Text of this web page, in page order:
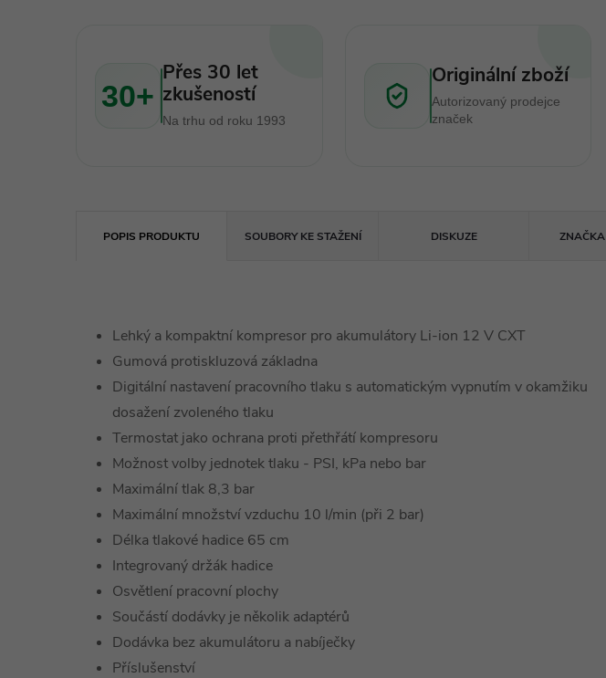
30+
Přes 30 let
zkušeností
Na trhu od roku 1993
Originální zboží
Autorizovaný prodejce
značek
POPIS PRODUKTU SOUBORY KE STAŽENÍ DISKUZE ZNAČKA
Lehký a kompaktní kompresor pro akumulátory Li-ion 12 V CXT
Gumová protiskluzová základna
Digitální nastavení pracovního tlaku s automatickým vypnutím v okamžiku
dosažení zvoleného tlaku
Termostat jako ochrana proti přethřátí kompresoru
Možnost volby jednotek tlaku - PSI, kPa nebo bar
Maximální tlak 8,3 bar
Maximální množství vzduchu 10 l/min (při 2 bar)
Délka tlakové hadice 65 cm
Integrovaný držák hadice
Osvětlení pracovní plochy
Součástí dodávky je několik adaptérů
Dodávka bez akumulátoru a nabíječky
Příslušenství